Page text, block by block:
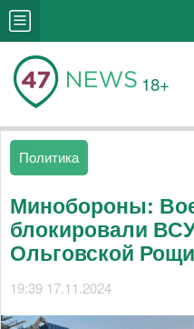
18+
Политика
Минобороны:
блокировали
Ольговской
19:39 17.11.2024